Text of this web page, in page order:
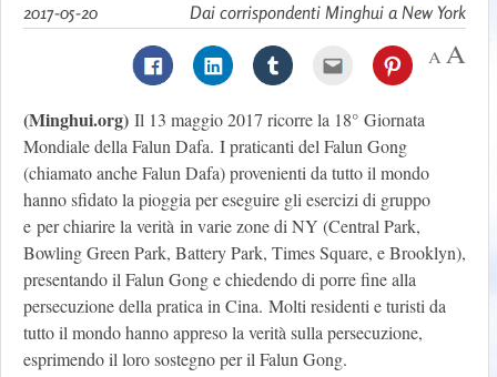
Dai corrispondenti Minghui a New York
2017-05-20
(Minghui.org) Il 13 maggio 2017 ricorre la 18° Giornata
Mondiale della Falun Dafa. I praticanti del Falun Gong
(chiamato anche Falun Dafa) provenienti da tutto il mondo
hanno sfidato la pioggia per eseguire gli esercizi di gruppo
e per chiarire la verità in varie zone di NY (Central Park,
Bowling Green Park, Battery Park, Times Square, e Brooklyn),
presentando il Falun Gong e chiedendo di porre fine alla
persecuzione della pratica in Cina. Molti residenti e turisti da
tutto il mondo hanno appreso la verità sulla persecuzione,
esprimendo il loro sostegno per il Falun Gong.